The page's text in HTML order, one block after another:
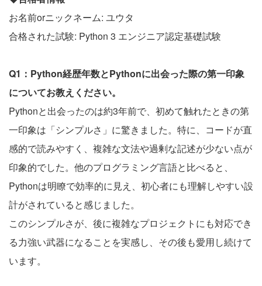
お名前orニックネーム: ユウタ
合格された試験: Python 3 エンジニア認定基礎試験
Q1：Python経歴年数とPythonに出会った際の第一印象
についてお教えください。
Pythonと出会ったのは約3年前で、初めて触れたときの第
一印象は「シンプルさ」に驚きました。特に、コードが直
感的で読みやすく、複雑な文法や過剰な記述が少ない点が
印象的でした。他のプログラミング言語と比べると、
Pythonは明瞭で効率的に見え、初心者にも理解しやすい設
計がされていると感じました。
このシンプルさが、後に複雑なプロジェクトにも対応でき
る力強い武器になることを実感し、その後も愛用し続けて
います。